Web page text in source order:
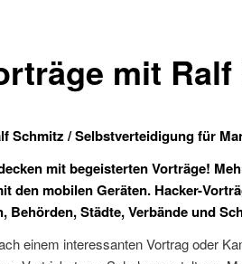
mit
Schmitz / Selbstverteidigung für
mit begeisterten Vorträge!
den mobilen Geräten. Hacker-
Behörden, Städte, Verbände und
einem interessanten Vortrag oder